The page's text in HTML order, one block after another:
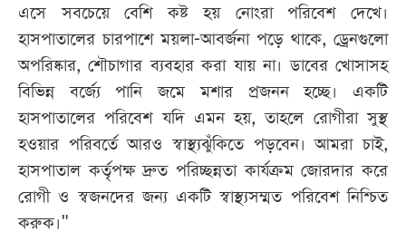
এসে সবচেয়ে বেশি কষ্ট হয় নোংরা পরিবেশ দেখে।
হাসপাতালের চারপাশে ময়লা-আবর্জনা পড়ে থাকে, ড্রেনগুলো
অপরিষ্কার, শৌচাগার ব্যবহার করা যায় না। ডাবের খোসাসহ
বিভিন্ন বর্জ্যে পানি জমে মশার প্রজনন হচ্ছে। একটি
হাসপাতালের পরিবেশ যদি এমন হয়, তাহলে রোগীরা সুস্থ
হওয়ার পরিবর্তে আরও স্বাস্থ্যঝুঁকিতে পড়বেন। আমরা চাই,
হাসপাতাল কর্তৃপক্ষ দ্রুত পরিচ্ছন্নতা কার্যক্রম জোরদার করে
রোগী ও স্বজনদের জন্য একটি স্বাস্থ্যসম্মত পরিবেশ নিশ্চিত
করুক।"